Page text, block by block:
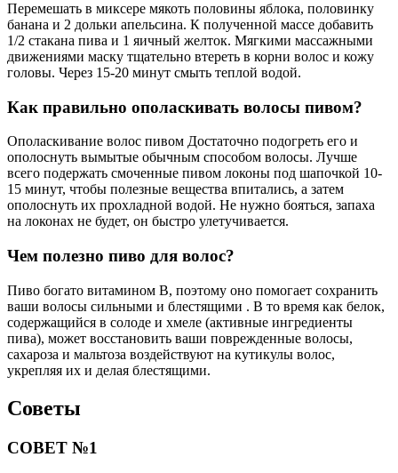
Перемешать в миксере мякоть половины яблока, половинку
банана и 2 дольки апельсина. К полученной массе добавить
1/2 стакана пива и 1 яичный желток. Мягкими массажными
движениями маску тщательно втереть в корни волос и кожу
головы. Через 15-20 минут смыть теплой водой.
Как правильно ополаскивать волосы пивом?
Ополаскивание волос пивом Достаточно подогреть его и
ополоснуть вымытые обычным способом волосы. Лучше
всего подержать смоченные пивом локоны под шапочкой 10-
15 минут, чтобы полезные вещества впитались, а затем
ополоснуть их прохладной водой. Не нужно бояться, запаха
на локонах не будет, он быстро улетучивается.
Чем полезно пиво для волос?
Пиво богато витамином B, поэтому оно помогает сохранить
ваши волосы сильными и блестящими . В то время как белок,
содержащийся в солоде и хмеле (активные ингредиенты
пива), может восстановить ваши поврежденные волосы,
сахароза и мальтоза воздействуют на кутикулы волос,
укрепляя их и делая блестящими.
Советы
СОВЕТ №1